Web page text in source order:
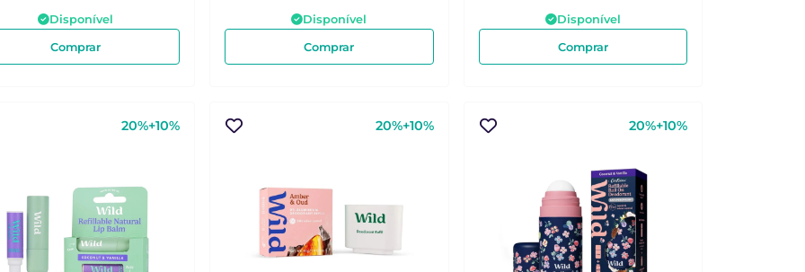
Disponível
Comprar
Disponível
Comprar
Disponível
Comprar
20%+10% 20%+10% 20%+10%